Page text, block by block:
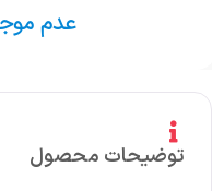
عدم
توضیحات محصول